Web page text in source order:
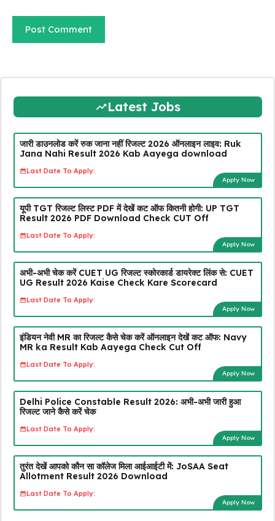
Latest Jobs
जारी डाउनलोड करें रुक जाना नहीं रिजल्ट 2026 ऑनलाइन लाइव: Ruk
Jana Nahi Result 2026 Kab Aayega download
Last Date To Apply:
Apply Now
यूपी TGT रिजल्ट लिस्ट PDF में देखें कट ऑफ कितनी होगी: UP TGT
Result 2026 PDF Download Check CUT Off
Last Date To Apply:
Apply Now
अभी-अभी चेक करें CUET UG रिजल्ट स्कोरकार्ड डायरेक्ट लिंक से: CUET
UG Result 2026 Kaise Check Kare Scorecard
Last Date To Apply:
Apply Now
इंडियन नेवी MR का रिजल्ट कैसे चेक करें ऑनलाइन देखें कट ऑफ: Navy
MR ka Result Kab Aayega Check Cut Off
Last Date To Apply:
Apply Now
Delhi Police Constable Result 2026: अभी-अभी जारी हुआ
रिजल्ट जाने कैसे करें चेक
Last Date To Apply:
Apply Now
तुरंत देखें आपको कौन सा कॉलेज मिला आईआईटी में: JoSAA Seat
Allotment Result 2026 Download
Last Date To Apply:
Apply Now